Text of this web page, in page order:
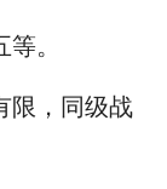
。
限，同级战